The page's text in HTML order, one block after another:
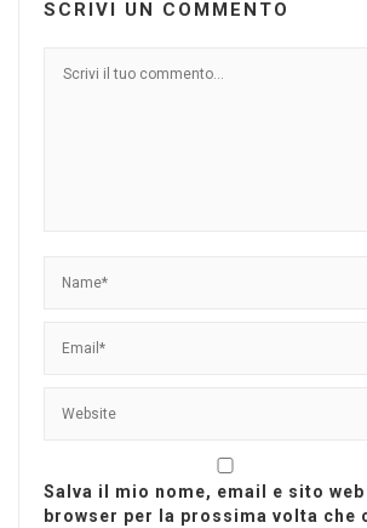
SCRIVI UN COMMENTO
Salva il mio nome, email e sito
browser per la prossima volta che